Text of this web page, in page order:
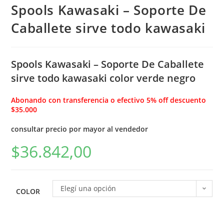
Spools Kawasaki – Soporte De
Caballete sirve todo kawasaki
Spools Kawasaki – Soporte De Caballete
sirve todo kawasaki color verde negro
Abonando con transferencia o efectivo 5% off descuento
$35.000
consultar precio por mayor al vendedor
$36.842,00
COLOR Elegí una opción